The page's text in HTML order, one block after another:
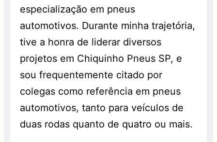
especialização em pneus
automotivos. Durante minha trajetória,
tive a honra de liderar diversos
projetos em Chiquinho Pneus SP, e
sou frequentemente citado por
colegas como referência em pneus
automotivos, tanto para veículos de
duas rodas quanto de quatro ou mais.